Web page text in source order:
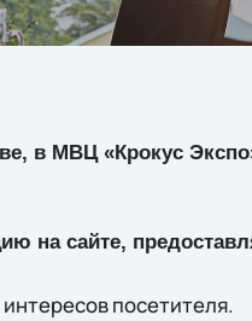
в МВЦ «Крокус
на сайте,
посетителя.